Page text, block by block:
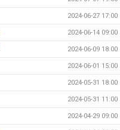
2024-06-27 17:00
2024-06-14 09:00
2024-06-09 18:00
2024-06-01 15:00
2024-05-31 18:00
2024-05-31 11:00
2024-04-29 09:00